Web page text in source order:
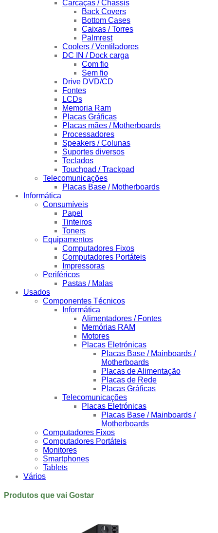
Carcaças / Chassis
Back Covers
Bottom Cases
Caixas / Torres
Palmrest
Coolers / Ventiladores
DC IN / Dock carga
Com fio
Sem fio
Drive DVD/CD
Fontes
LCDs
Memoria Ram
Placas Gráficas
Placas mães / Motherboards
Processadores
Speakers / Colunas
Suportes diversos
Teclados
Touchpad / Trackpad
Telecomunicações
Placas Base / Motherboards
Informática
Consumíveis
Papel
Tinteiros
Toners
Equipamentos
Computadores Fixos
Computadores Portáteis
Impressoras
Periféricos
Pastas / Malas
Usados
Componentes Técnicos
Informática
Alimentadores / Fontes
Memórias RAM
Motores
Placas Eletrónicas
Placas Base / Mainboards /
Motherboards
Placas de Alimentação
Placas de Rede
Placas Gráficas
Telecomunicações
Placas Eletrónicas
Placas Base / Mainboards /
Motherboards
Computadores Fixos
Computadores Portáteis
Monitores
Smartphones
Tablets
Vários
Produtos que vai Gostar